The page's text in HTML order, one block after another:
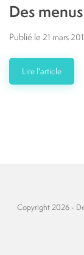
Des
Publié le 21 mars
Lire l'article
Copyright 2026 -